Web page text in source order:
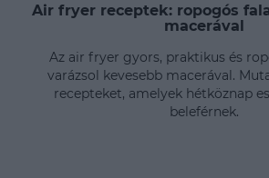
Air fryer receptek: ropogós
macerával
Az air fryer gyors, praktikus és
varázsol kevesebb macerával.
recepteket, amelyek hétköznap
beleférnek.